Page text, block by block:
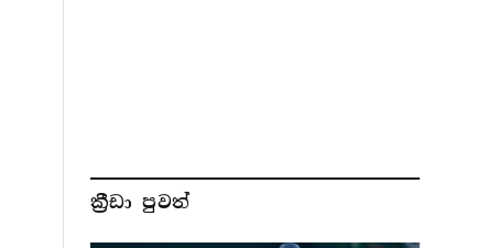
ක්‍රීඩා පුවත්